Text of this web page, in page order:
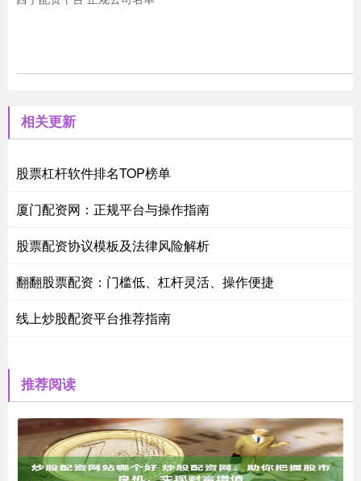
相关更新
股票杠杆软件排名TOP榜单
厦门配资网：正规平台与操作指南
股票配资协议模板及法律风险解析
翻翻股票配资：门槛低、杠杆灵活、操作便捷
线上炒股配资平台推荐指南
推荐阅读